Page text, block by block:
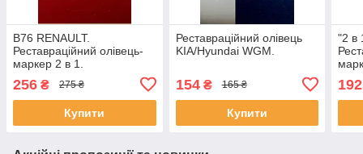
B76 RENAULT.
Реставраційний олівець-
маркер 2 в 1.
256 ₴ 275 ₴
Купити
Реставраційний олівець
KIA/Hyundai WGM.
154₴ 165 ₴
Купити
"2 в
192